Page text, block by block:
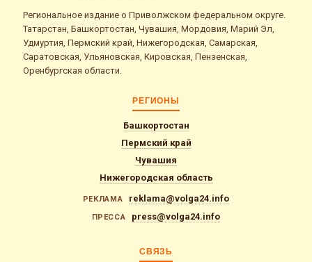
Региональное издание о Приволжском федеральном округе.
Татарстан, Башкортостан, Чувашия, Мордовия, Марий Эл,
Удмуртия, Пермский край, Нижегородская, Самарская,
Саратовская, Ульяновская, Кировская, Пензенская,
Оренбургская области.
РЕГИОНЫ
Башкортостан
Пермский край
Чувашия
Нижегородская область
РЕКЛАМА reklama@volga24.info
ПРЕССА press@volga24.info
СВЯЗЬ